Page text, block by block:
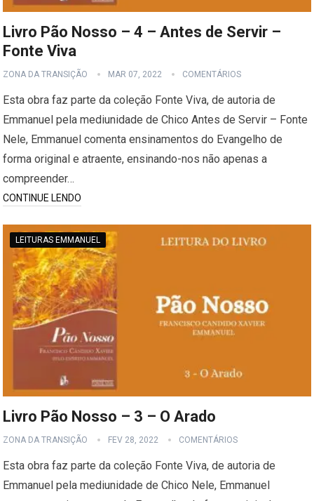
Livro Pão Nosso – 4 – Antes de Servir –
Fonte Viva
ZONA DA TRANSIÇÃO MAR 07, 2022 COMENTÁRIOS
Esta obra faz parte da coleção Fonte Viva, de autoria de
Emmanuel pela mediunidade de Chico Antes de Servir – Fonte
Nele, Emmanuel comenta ensinamentos do Evangelho de
forma original e atraente, ensinando-nos não apenas a
compreender…
CONTINUE LENDO
LEITURAS EMMANUEL
Livro Pão Nosso – 3 – O Arado
ZONA DA TRANSIÇÃO FEV 28, 2022 COMENTÁRIOS
Esta obra faz parte da coleção Fonte Viva, de autoria de
Emmanuel pela mediunidade de Chico Nele, Emmanuel